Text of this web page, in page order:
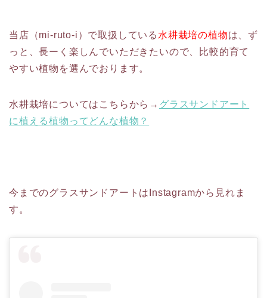
当店（mi-ruto-i）で取扱している水耕栽培の植物は、ず
っと、長ーく楽しんでいただきたいので、比較的育て
やすい植物を選んでおります。
水耕栽培についてはこちらから→ グラスサンドアート
に植える植物ってどんな植物？
今までのグラスサンドアートはInstagramから見れま
す。